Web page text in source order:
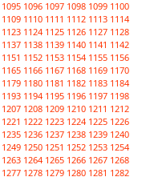
1095 1096 1097 1098 1099 1100
1109 1110 1111 1112 1113 1114
1123 1124 1125 1126 1127 1128
1137 1138 1139 1140 1141 1142
1151 1152 1153 1154 1155 1156
1165 1166 1167 1168 1169 1170
1179 1180 1181 1182 1183 1184
1193 1194 1195 1196 1197 1198
1207 1208 1209 1210 1211 1212
1221 1222 1223 1224 1225 1226
1235 1236 1237 1238 1239 1240
1249 1250 1251 1252 1253 1254
1263 1264 1265 1266 1267 1268
1277 1278 1279 1280 1281 1282